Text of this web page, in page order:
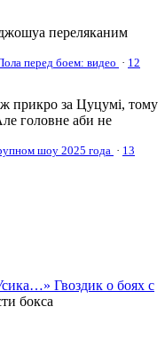
переляканим
перед боем: видео · 12
ж прикро за Цуцумі, тому
головне аби не
шоу 2025 года · 13
Гвоздик о боях с